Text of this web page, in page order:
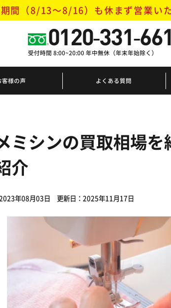
間（8/13～8/16） も休まず営業い
客様の声 よくある質問
0120-331-661
受付時間 8:00~20:00 年中無休（年末年始除く）
ミシンの買取相場
介
年08月03日 更新日：2025年11月17日